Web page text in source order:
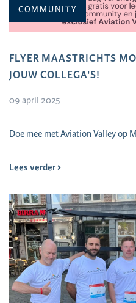
COMMUNITY
FLYER MAASTRICHTS
JOUW COLLEGA'S!
09 april 2025
​Doe mee met Aviation Valley op
Lees verder